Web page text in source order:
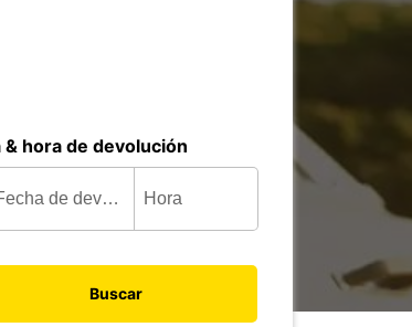
& hora de devolución
Buscar